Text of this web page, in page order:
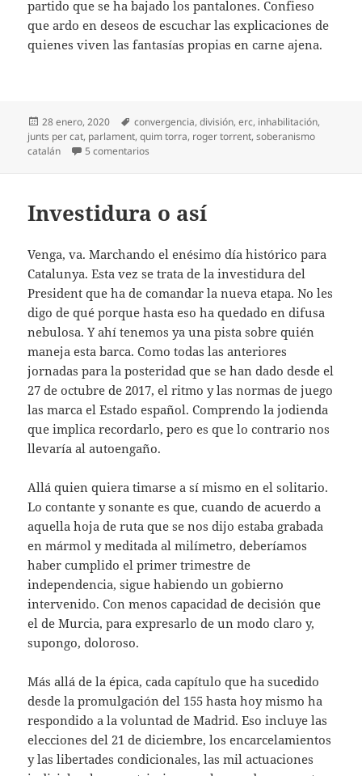
partido que se ha bajado los pantalones. Confieso
que ardo en deseos de escuchar las explicaciones de
quienes viven las fantasías propias en carne ajena.
Publicado
el
28 enero, 2020 Etiquetas
convergencia,división,erc, inhabilitación,
junts per cat, parlament,quim torra, roger torrent,soberanismo
catalán
5 comentarios
Investidura o así
Venga, va. Marchando el enésimo día histórico para
Catalunya. Esta vez se trata de la investidura del
President que ha de comandar la nueva etapa. No les
digo de qué porque hasta eso ha quedado en difusa
nebulosa. Y ahí tenemos ya una pista sobre quién
maneja esta barca. Como todas las anteriores
jornadas para la posteridad que se han dado desde el
27 de octubre de 2017, el ritmo y las normas de juego
las marca el Estado español. Comprendo la jodienda
que implica recordarlo, pero es que lo contrario nos
llevaría al autoengaño.
Allá quien quiera timarse a sí mismo en el solitario.
Lo contante y sonante es que, cuando de acuerdo a
aquella hoja de ruta que se nos dijo estaba grabada
en mármol y meditada al milímetro, deberíamos
haber cumplido el primer trimestre de
independencia, sigue habiendo un gobierno
intervenido. Con menos capacidad de decisión que
el de Murcia, para expresarlo de un modo claro y,
supongo, doloroso.
Más allá de la épica, cada capítulo que ha sucedido
desde la promulgación del 155 hasta hoy mismo ha
respondido a la voluntad de Madrid. Eso incluye las
elecciones del 21 de diciembre, los encarcelamientos
y las libertades condicionales, las mil actuaciones